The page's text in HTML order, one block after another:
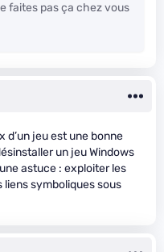
faites pas ça chez vous
jeu est une bonne
un jeu Windows
astuce : exploiter les
liens symboliques sous